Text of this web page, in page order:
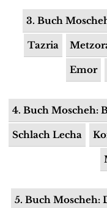
3. Buch
Tazria
Emor
4. Buch Moscheh:
Schlach Lecha
5. Buch Moscheh: